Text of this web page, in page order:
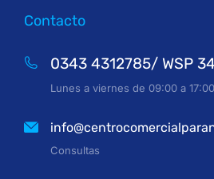
Contacto
0343 4312785/ WSP
Lunes a viernes de 09:00 a
Consultas